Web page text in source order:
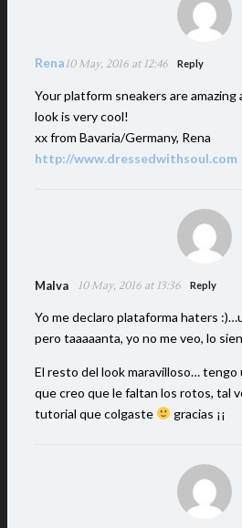
Rena10 May, 2016 at 12:46 Reply
Your platform sneakers are
look is very cool!
xx from Bavaria/Germany, Rena
http://www.dressedwithsoul.com
Malva 10 May, 2016 at 13:36 Reply
Yo me declaro plataforma haters
pero taaaaanta, yo no me veo, lo
El resto del look maravilloso… tengo
que creo que le faltan los rotos, tal
tutorial que colgaste
gracias ¡¡